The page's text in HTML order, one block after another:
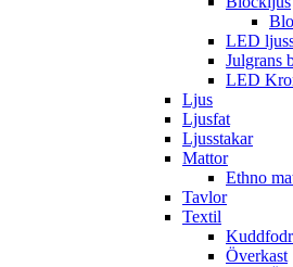
LED
Julgrans
LED
Ljus
Ljusfat
Ljusstakar
Mattor
Ethno
Tavlor
Textil
Överkast